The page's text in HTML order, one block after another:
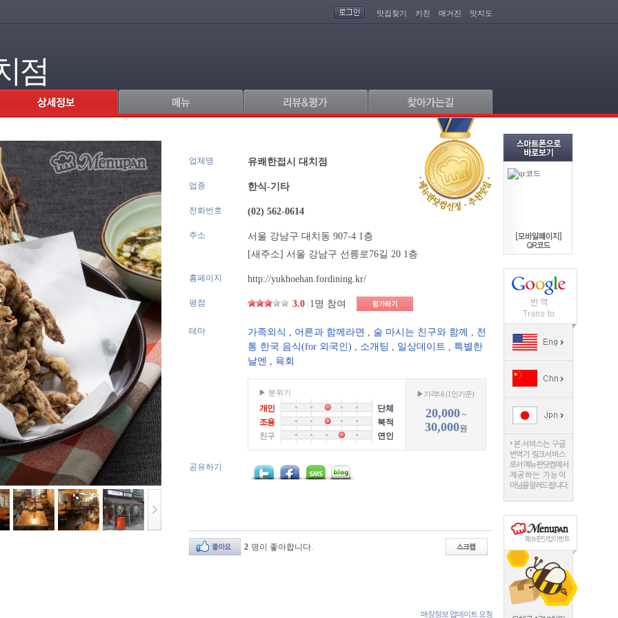
맛집찾기 키친 매거진 맛지도
점
업체명 유쾌한접시 대치점
업종 한식-기타
전화번호 (02) 562-0614
주소
서울 강남구 대치동 907-4 1층
[새주소] 서울 강남구 선릉로76길 20 1층
홈페이지 http://yukhoehan.fordining.kr/
평점 3.0 1명 참여
테마 가족외식 , 어른과 함께라면 , 술 마시는 친구와 함께 , 전
통 한국 음식(for 외국인) , 소개팅 , 일상데이트 , 특별한
날엔 , 육회
▶ 분위기
개인
단체
조용
북적
친구
연인
▶가격대 (1인기준)
20,000~
30,000원
공유하기
2 명이 좋아합니다.
매장정보 업데이트 요청